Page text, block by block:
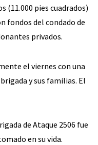
(11.000 pies cuadrados)
fondos del condado de
privados.
el viernes con una
y sus familias. El
de Ataque 2506 fue
en su vida.